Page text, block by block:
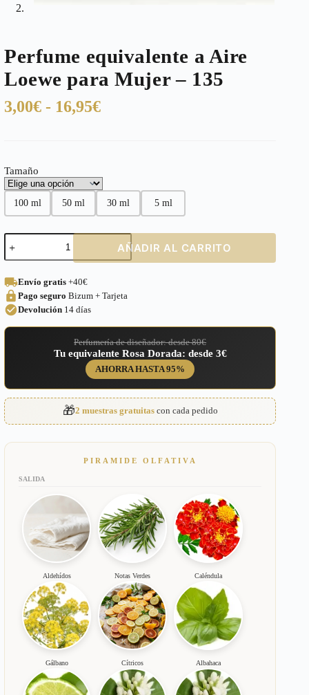
Perfume equivalente a Aire
Loewe para Mujer – 135
3,00€ - 16,95€Rango
3,00€
hasta
16,95€
Tamaño
100 ml 50 ml 30 ml 5 ml
Perfume
equivalente
a
Loewe
para
Mujer
135
AÑADIR AL CARRITO
Envío gratis +40€
Pago seguro Bizum + Tarjeta
Devolución 14 días
Perfumería de diseñador: desde 80€
Tu equivalente Rosa Dorada: desde 3€
AHORRA HASTA 95%
🎁2 muestras gratuitascon cada pedido
PIRAMIDE OLFATIVA
SALIDA
Aldehídos Notas Verdes Caléndula
Gálbano Cítricos Albahaca